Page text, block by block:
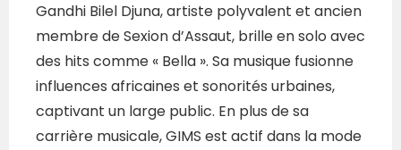
Gandhi Bilel Djuna, artiste polyvalent et ancien
membre de Sexion d’Assaut, brille en solo avec
des hits comme « Bella ». Sa musique fusionne
influences africaines et sonorités urbaines,
captivant un large public. En plus de sa
carrière musicale, GIMS est actif dans la mode